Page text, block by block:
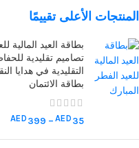
المنتجات الأعلى تقييمًا
بطاقة العيد المالية
تصاميم تقليدية
التقليدية في هدايا
بطاقة الائتمان
AED 35
–
AED 399